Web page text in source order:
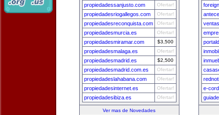
propiedadessanjusto.com Ofertar!
propiedadesriogallegos.com Ofertar!
propiedadesreconquista.com Ofertar!
propiedadesmurcia.es Ofertar!
propiedadesmiramar.com $3,500
propiedadesmalaga.es Ofertar!
propiedadesmadrid.es $2,500
propiedadesmadrid.com.es Ofertar!
propiedadeslahabana.com Ofertar!
propiedadesinternet.es Ofertar!
propiedadesibiza.es Ofertar!
Ver mas de Novedades
e-